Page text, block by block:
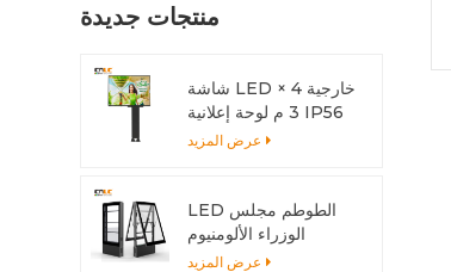
منتجات جديدة
شاشة LED خارجية 4 ×
3 م لوحة إعلانية IP56
LED
عرض المزيد
LED الطوطم مجلس
الوزراء الألومنيوم
الشخصي المضادة للتآكل
عرض المزيد